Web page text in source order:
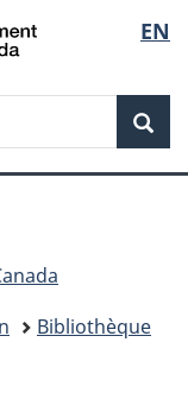
de
la
EN
Bibliothèque